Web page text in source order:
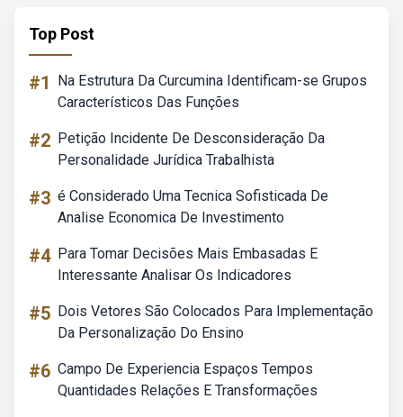
Top Post
#1
Na Estrutura Da Curcumina Identificam-se Grupos
Característicos Das Funções
#2 Petição Incidente De Desconsideração Da
Personalidade Jurídica Trabalhista
#3 é Considerado Uma Tecnica Sofisticada De
Analise Economica De Investimento
#4 Para Tomar Decisões Mais Embasadas E
Interessante Analisar Os Indicadores
#5 Dois Vetores São Colocados Para Implementação
Da Personalização Do Ensino
#6 Campo De Experiencia Espaços Tempos
Quantidades Relações E Transformações